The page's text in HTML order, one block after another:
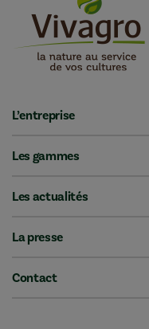
L’entreprise
Les gammes
Les actualités
La presse
Contact